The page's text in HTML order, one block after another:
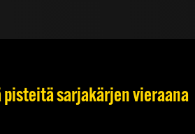
pisteitä sarjakärjen vieraana